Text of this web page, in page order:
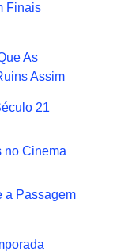
Finais
As
Assim
21
no Cinema
a Passagem